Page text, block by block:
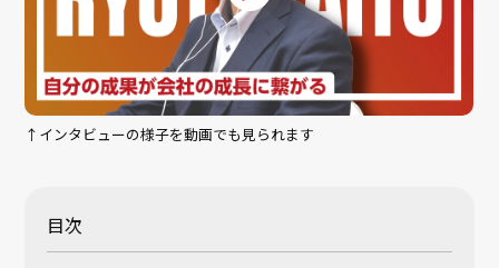
↑インタビューの様子を動画でも見られます
目次